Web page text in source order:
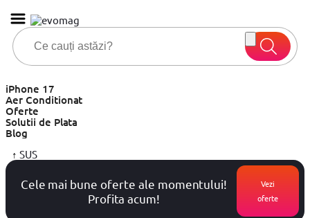
iPhone 17
Aer Conditionat
Oferte
Solutii de Plata
Blog
↑ SUS
Cele mai bune oferte ale momentului!
Profita acum!
Vezi
oferte